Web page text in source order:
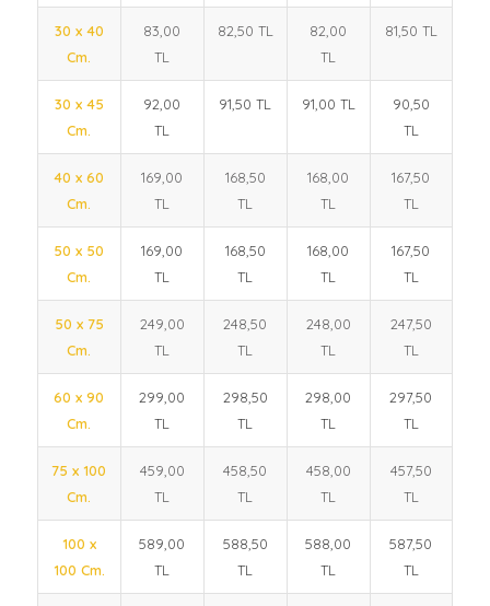
30 x 40
Cm.
83,00
TL
82,50 TL
82,00
TL
81,50 TL
30 x 45
Cm.
92,00
TL
91,50 TL 91,00 TL
90,50
TL
40 x 60
Cm.
169,00
TL
168,50
TL
168,00
TL
167,50
TL
50 x 50
Cm.
169,00
TL
168,50
TL
168,00
TL
167,50
TL
50 x 75
Cm.
249,00
TL
248,50
TL
248,00
TL
247,50
TL
60 x 90
Cm.
299,00
TL
298,50
TL
298,00
TL
297,50
TL
75 x 100
Cm.
459,00
TL
458,50
TL
458,00
TL
457,50
TL
100 x
100 Cm.
589,00
TL
588,50
TL
588,00
TL
587,50
TL